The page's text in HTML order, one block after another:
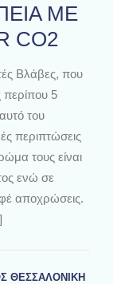
ΜΕ
CO2
Βλάβες, που
περίπου 5
του
περιπτώσεις
τους είναι
ενώ σε
αποχρώσεις.
ΘΕΣΣΑΛΟΝΊΚΗ